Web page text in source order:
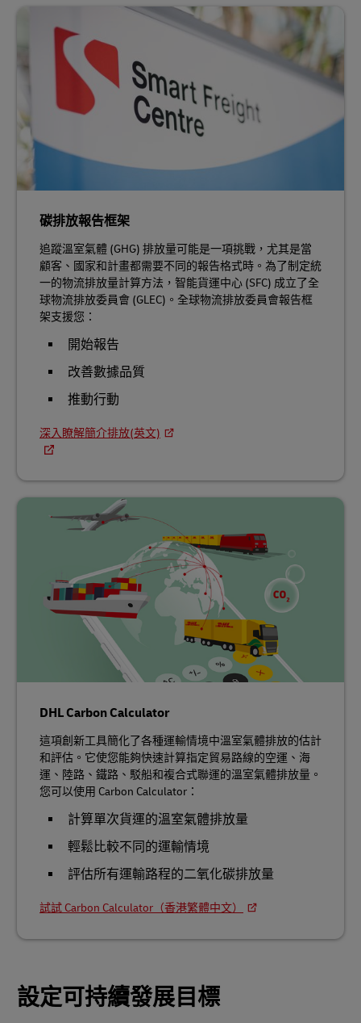
碳排放報告框架
追蹤溫室氣體 (GHG) 排放量可能是一項挑戰，尤其是當
顧客、國家和計畫都需要不同的報告格式時。為了制定統
一的物流排放量計算方法，智能貨運中心 (SFC) 成立了全
球物流排放委員會 (GLEC)。全球物流排放委員會報告框
架支援您：
開始報告
改善數據品質
推動行動
深入瞭解簡介排放(英文)
DHL Carbon Calculator
這項創新工具簡化了各種運輸情境中溫室氣體排放的估計
和評估。它使您能夠快速計算指定貿易路線的空運、海
運、陸路、鐵路、駁船和複合式聯運的溫室氣體排放量。
您可以使用 Carbon Calculator：
計算單次貨運的溫室氣體排放量
輕鬆比較不同的運輸情境
評估所有運輸路程的二氧化碳排放量
試試 Carbon Calculator（香港繁體中文）
設定可持續發展目標